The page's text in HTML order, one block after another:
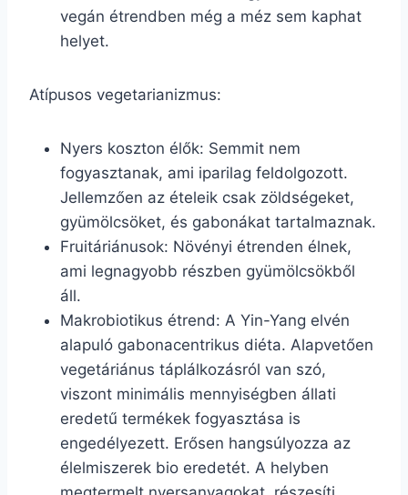
vegán étrendben még a méz sem kaphat
helyet.
Atípusos vegetarianizmus:
Nyers koszton élők: Semmit nem
fogyasztanak, ami iparilag feldolgozott.
Jellemzően az ételeik csak zöldségeket,
gyümölcsöket, és gabonákat tartalmaznak.
Fruitáriánusok: Növényi étrenden élnek,
ami legnagyobb részben gyümölcsökből
áll.
Makrobiotikus étrend: A Yin-Yang elvén
alapuló gabonacentrikus diéta. Alapvetően
vegetáriánus táplálkozásról van szó,
viszont minimális mennyiségben állati
eredetű termékek fogyasztása is
engedélyezett. Erősen hangsúlyozza az
élelmiszerek bio eredetét. A helyben